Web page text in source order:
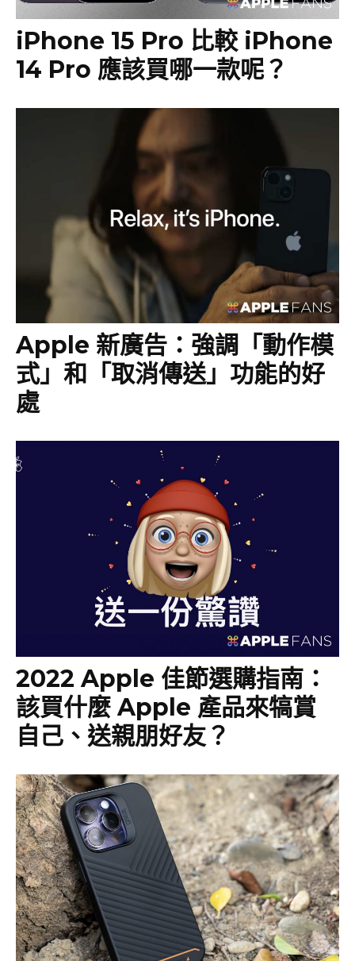
iPhone 15 Pro 比較 iPhone
14 Pro 應該買哪一款呢？
Apple 新廣告：強調「動作模
式」和「取消傳送」功能的好
處
2022 Apple 佳節選購指南：
該買什麼 Apple 產品來犒賞
自己、送親朋好友？